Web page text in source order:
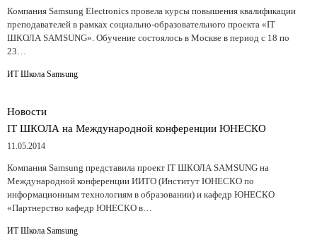
Компания Samsung Electronics провела курсы повышения квалификации
преподавателей в рамках социально-образовательного проекта «IT
ШКОЛА SAMSUNG». Обучение состоялось в Москве в период с 18 по
23…
ИТ Школа Samsung
Новости
IT ШКОЛА на Международной конференции ЮНЕСКО
11.05.2014
Компания Samsung представила проект IT ШКОЛА SAMSUNG на
Международной конференции ИИТО (Институт ЮНЕСКО по
информационным технологиям в образовании) и кафедр ЮНЕСКО
«Партнерство кафедр ЮНЕСКО в…
ИТ Школа Samsung